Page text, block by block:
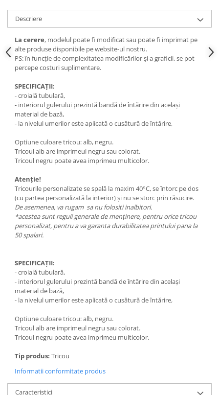
Descriere
La cerere, modelul poate fi modificat sau poate fi imprimat pe
alte produse disponibile pe website-ul nostru.
PS: în funcție de complexitatea modificărilor și a graficii, se pot
percepe costuri suplimentare.
SPECIFICAȚII:
- croială tubulară,
- interiorul gulerului prezintă bandă de întărire din același
material de bază,
- la nivelul umerilor este aplicată o cusătură de întărire,
Optiune culoare tricou: alb, negru.
Tricoul alb are imprimeul negru sau colorat.
Tricoul negru poate avea imprimeu multicolor.
Atenție!
Tricourile personalizate se spală la maxim 40°C, se întorc pe dos
(cu partea personalizată la interior) și nu se storc prin răsucire.
De asemenea, va rugam sa nu folositi inalbitori.
*acestea sunt reguli generale de menținere, pentru orice tricou
personalizat, pentru a va garanta durabilitatea printului pana la
50 spalari.
SPECIFICAȚII:
- croială tubulară,
- interiorul gulerului prezintă bandă de întărire din același
material de bază,
- la nivelul umerilor este aplicată o cusătură de întărire,
Optiune culoare tricou: alb, negru.
Tricoul alb are imprimeul negru sau colorat.
Tricoul negru poate avea imprimeu multicolor.
Tip produs: Tricou
Informatii conformitate produs
Caracteristici